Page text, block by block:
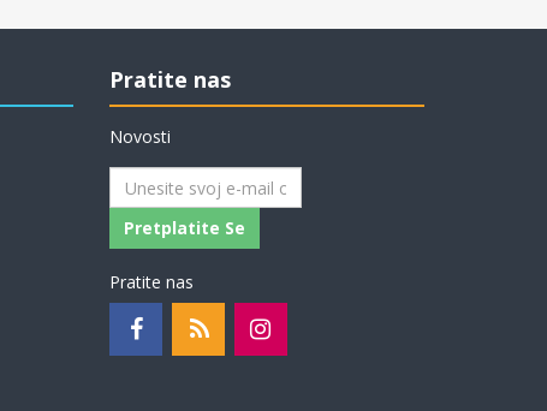
Pratite nas
Novosti
Pretplatite Se
Pratite nas